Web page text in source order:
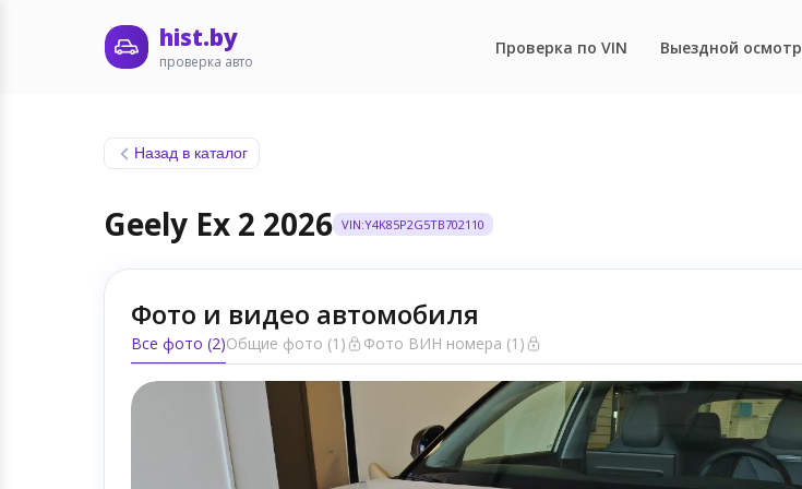
hist.by
проверка авто
Проверка по VIN Выездной осмотр
Назад в каталог
Geely Ex 2 2026 VIN:Y4K85P2G5TB702110
Фото и видео автомобиля
Все фото (2)Общие фото (1) Фото ВИН номера (1)